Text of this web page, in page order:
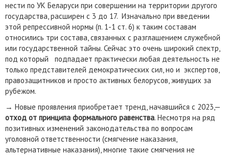
нести по УК Беларуси при совершении на территории другого
государства, расширен с 3 до 17. Изначально при введении
этой репрессивной нормы (п. 1-1 ст. 6) к таким составам
относились три состава, связанных с разглашением служебной
или государственной тайны. Сейчас это очень широкий спектр,
под который подпадает практически любая деятельность не
только представителей демократических сил, но и экспертов,
правозащитников и просто активных белорусов, живущих за
рубежом.
→ Новые проявления приобретает тренд, начавшийся с 2023,—
отход от принципа формального равенства. Несмотря на ряд
позитивных изменений законодательства по вопросам
уголовной ответственности (смягчение наказания,
альтернативные наказания), многие такие смягчения не